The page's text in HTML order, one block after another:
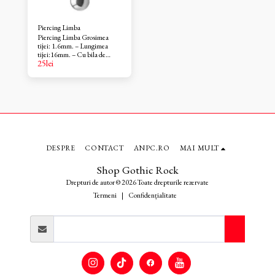
Piercing Limba
Piercing Limba Grosimea
tijei: 1.6mm. – Lungimea
tijei:16mm. – Cu bila de
6mm. – Material: otel
pus dupa vindecare. Barbell I-
25lei
Shop Gothic Rock
Drepturi de autor © 2026 Toate drepturile rezervate
Termeni | Confidențialitate
DESPRE CONTACT ANPC.RO MAI MULT